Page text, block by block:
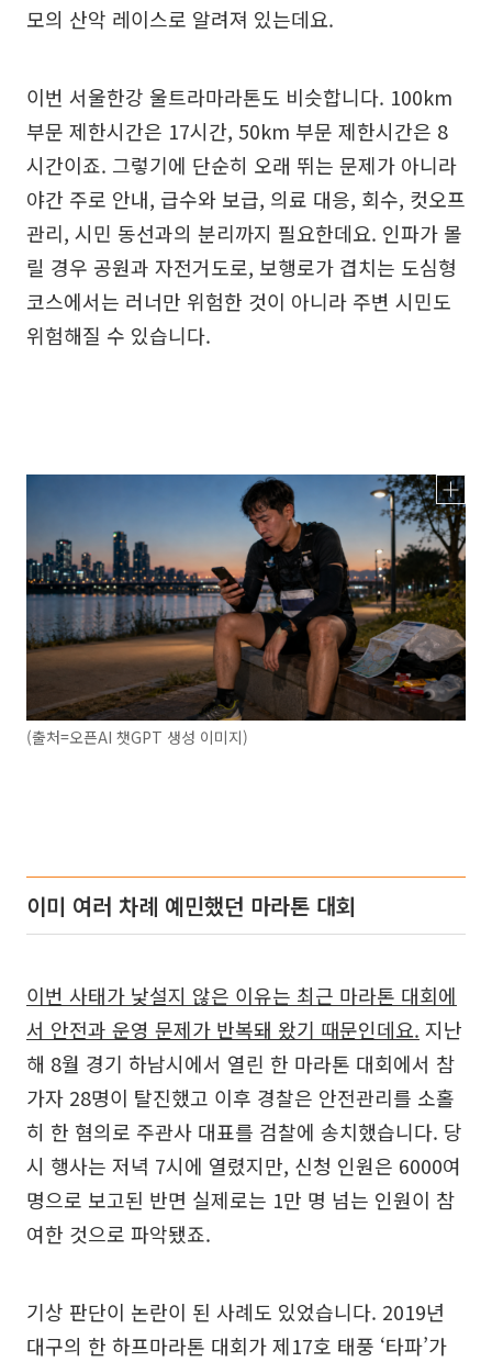
모의 산악 레이스로 알려져 있는데요.
이번 서울한강 울트라마라톤도 비슷합니다. 100km
부문 제한시간은 17시간, 50km 부문 제한시간은 8
시간이죠. 그렇기에 단순히 오래 뛰는 문제가 아니라
야간 주로 안내, 급수와 보급, 의료 대응, 회수, 컷오프
관리, 시민 동선과의 분리까지 필요한데요. 인파가 몰
릴 경우 공원과 자전거도로, 보행로가 겹치는 도심형
코스에서는 러너만 위험한 것이 아니라 주변 시민도
위험해질 수 있습니다.
(출처=오픈AI 챗GPT 생성 이미지)
이미 여러 차례 예민했던 마라톤 대회
이번 사태가 낯설지 않은 이유는 최근 마라톤 대회에
서 안전과 운영 문제가 반복돼 왔기 때문인데요. 지난
해 8월 경기 하남시에서 열린 한 마라톤 대회에서 참
가자 28명이 탈진했고 이후 경찰은 안전관리를 소홀
히 한 혐의로 주관사 대표를 검찰에 송치했습니다. 당
시 행사는 저녁 7시에 열렸지만, 신청 인원은 6000여
명으로 보고된 반면 실제로는 1만 명 넘는 인원이 참
여한 것으로 파악됐죠.
기상 판단이 논란이 된 사례도 있었습니다. 2019년
대구의 한 하프마라톤 대회가 제17호 태풍 ‘타파’가